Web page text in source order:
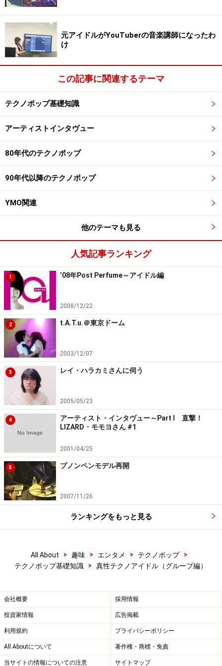
『宇宙人ワナワナ』は、背水の陣としか思えないジャケ
は脅かしではない矢野誠によるハードコアなテクノ歌謡
です。『テクノマジック歌謡』（2005年）にも収録。
フィーバー
テクノ歌謡コレクション～東芝編 デジタラブ
フィーバーは、ずばりキャンディーズ・フォロアーです
よ）もされおり、「セクシー・グループ70's＆80's」
も取り上げました。実際のところラスト・シングルとな
ブ』（1980年）のみがテクノと言える作品ですが、『テ
クノ歌謡コレクション～東芝編 デジタラブ』の主役を
飾った功績からもテクノアイドル認定します。
※記事内容は執筆時点のものです。最新の内容をご確認くださ
元アイドルがYouTuberの音楽講師になったわ
け
この記事に関連するテーマ
テクノポップ基礎知識
アーティストインタヴュー
80年代のテクノポップ
90年代以降のテクノポップ
YMO関連
他のテーマも見る
人気記事ランキング
1 ’08年Post Perfume～アイドル編
2008/12/22
2 t.A.T.u.＠東京ドーム
2003/12/07
3 レイ・ハラカミさんに伺う
2005/05/23
4
アーティスト・インタヴュー～Part I 直撃！
LIZARD・モモヨさん #1
2001/04/25
5 プノンペンモデル再開
2007/11/26
ランキングをもっと見る
All About > 趣味 > エンタメ > テクノポップ
>
テクノポップ基礎知識
> 真性テクノアイドル（グループ編）
会社概要 採用情報
投資家情報 広告掲載
利用規約 プライバシーポリシー
All Aboutについて 著作権・商標・免責
当サイトの情報についての注意 サイトマップ